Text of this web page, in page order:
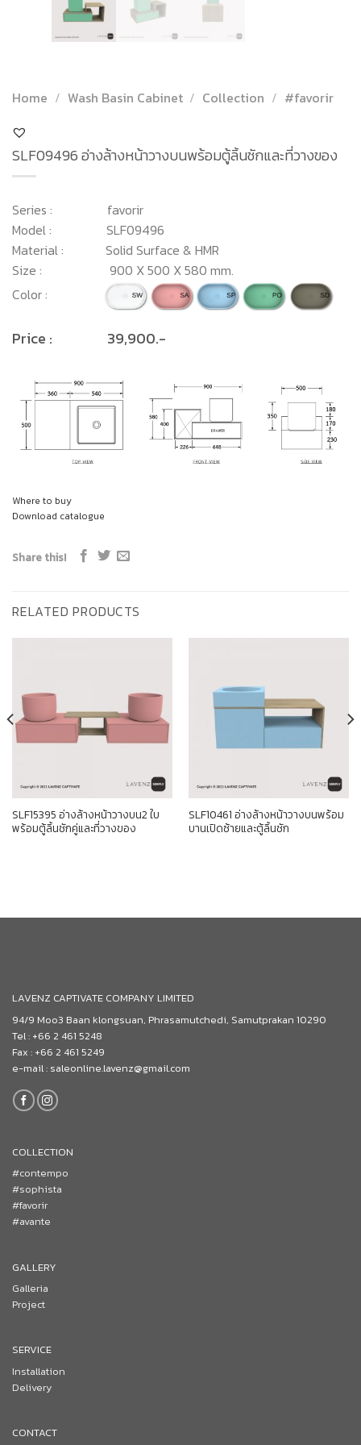
Home / Wash Basin Cabinet / Collection / #favorir
SLF09496 อ่างล้างหน้าวางบนพร้อมตู้ลิ้นชักและที่วางของ
Series : favorir
Model : SLF09496
Material : Solid Surface & HMR
Size : 900 X 500 X 580 mm.
Color :
Price : 39,900.-
Where to buy
Download catalogue
Share this!
RELATED PRODUCTS
SLF15395 อ่างล้างหน้าวางบน2 ใบ
พร้อมตู้ลิ้นชักคู่และที่วางของ
SLF10461 อ่างล้างหน้าวางบนพร้อม
บานเปิดซ้ายและตู้ลิ้นชัก
LAVENZ CAPTIVATE COMPANY LIMITED
94/9 Moo3 Baan klongsuan, Phrasamutchedi, Samutprakan 10290
Tel : +66 2 461 5248
Fax : +66 2 461 5249
e-mail : saleonline.lavenz@gmail.com
COLLECTION
#contempo
#sophista
#favorir
#avante
GALLERY
Galleria
Project
SERVICE
Installation
Delivery
CONTACT